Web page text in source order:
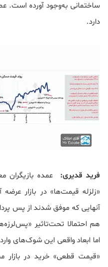
دارد.
فرید قدیری: عمده
«زلزله قیمت‌ها» در بازار
آنهایی که موفق شدند از پس
هم احتمالا تحت‌تاثیر
اما ابعاد واقعی این شوک‌های
«قیمت قطعی» خرید در بازار